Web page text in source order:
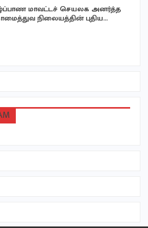
மாவட்டச் செயலக அனர்த்த
நிலையத்தின் புதிய…